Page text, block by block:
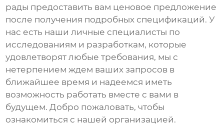
рады предоставить вам ценовое предложение
после получения подробных спецификаций. У
нас есть наши личные специалисты по
исследованиям и разработкам, которые
удовлетворят любые требования, мы с
нетерпением ждем ваших запросов в
ближайшее время и надеемся иметь
возможность работать вместе с вами в
будущем. Добро пожаловать, чтобы
ознакомиться с нашей организацией.